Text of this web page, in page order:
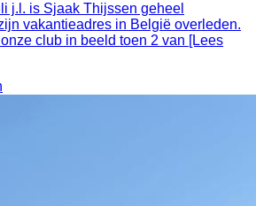
j.l. is Sjaak Thijssen geheel
vakantieadres in België overleden.
club in beeld toen 2 van [Lees